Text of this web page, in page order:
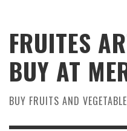
FRUITES
BUY AT
BUY FRUITS AND